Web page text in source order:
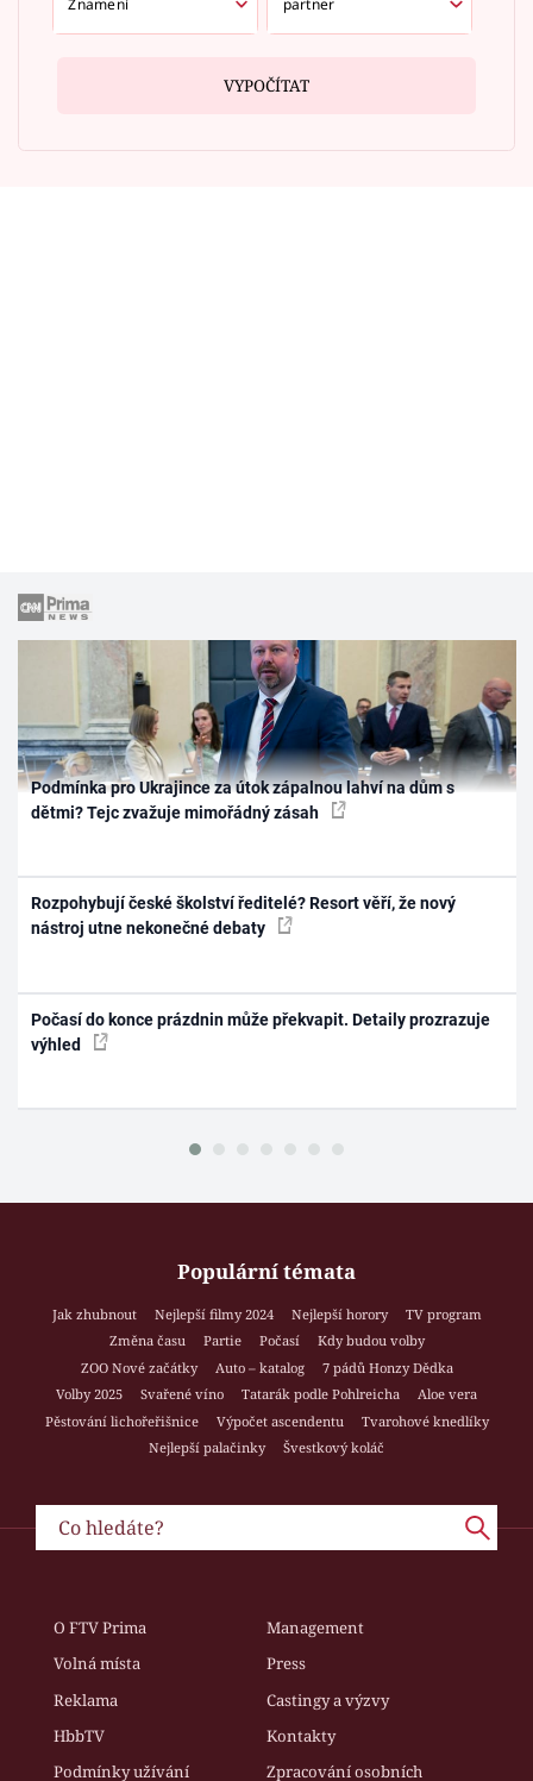
VYPOČÍTAT
Podmínka pro Ukrajince za útok zápalnou lahví na dům s
dětmi? Tejc zvažuje mimořádný zásah
Rozpohybují české školství ředitelé? Resort věří, že nový
nástroj utne nekonečné debaty
Počasí do konce prázdnin může překvapit. Detaily prozrazuje
výhled
Populární témata
Jak zhubnout Nejlepší filmy 2024 Nejlepší horory
TV program
Změna času
Partie Počasí
Kdy budou volby
ZOO Nové začátky
Auto – katalog
7 pádů Honzy Dědka
Volby 2025
Svařené víno Tatarák podle Pohlreicha
Aloe vera
Pěstování lichořeřišnice
Výpočet ascendentu
Tvarohové knedlíky
Nejlepší palačinky
Švestkový koláč
O FTV Prima
Management
Volná místa
Press
Reklama
Castingy a výzvy
HbbTV
Kontakty
Podmínky užívání
Zpracování osobních